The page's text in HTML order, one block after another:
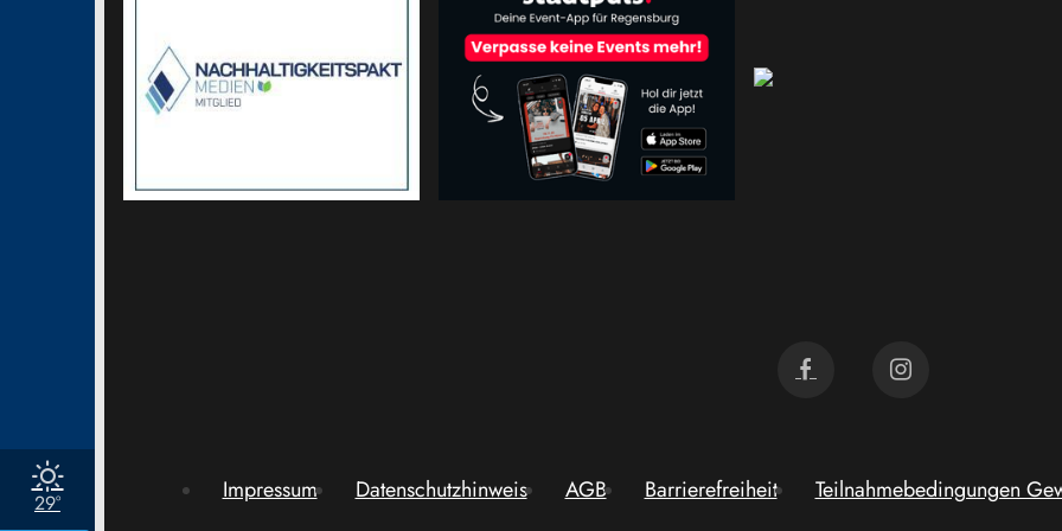
29° Impressum Datenschutzhinweis AGB Barrierefreiheit Teilnahmebedingungen